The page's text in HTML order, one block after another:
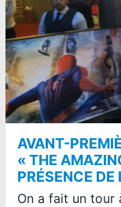
AVANT-
« THE
PRÉSENCE DE
On a fait un tour